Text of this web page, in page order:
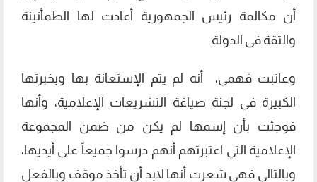
أن مكالمة رئيس الجمهورية أعادت لها الطمأنينة
والثقة فى الدولة
وعاتبت فهمي، أنه لم يتم الإستعانة بها وبخبرتها
الكبيرة في لجنة صياغة التشريعات الإعلامية، وأنها
فوجئت بأن إسمها لم يكن من ضمن المجموعة
الإعلامية التي اعتبرتهم أنهم درسوا جميعاً على أيديها،
وبالتالي فهى شعرت أنها لابد أن تأخذ موقف وبالفعل